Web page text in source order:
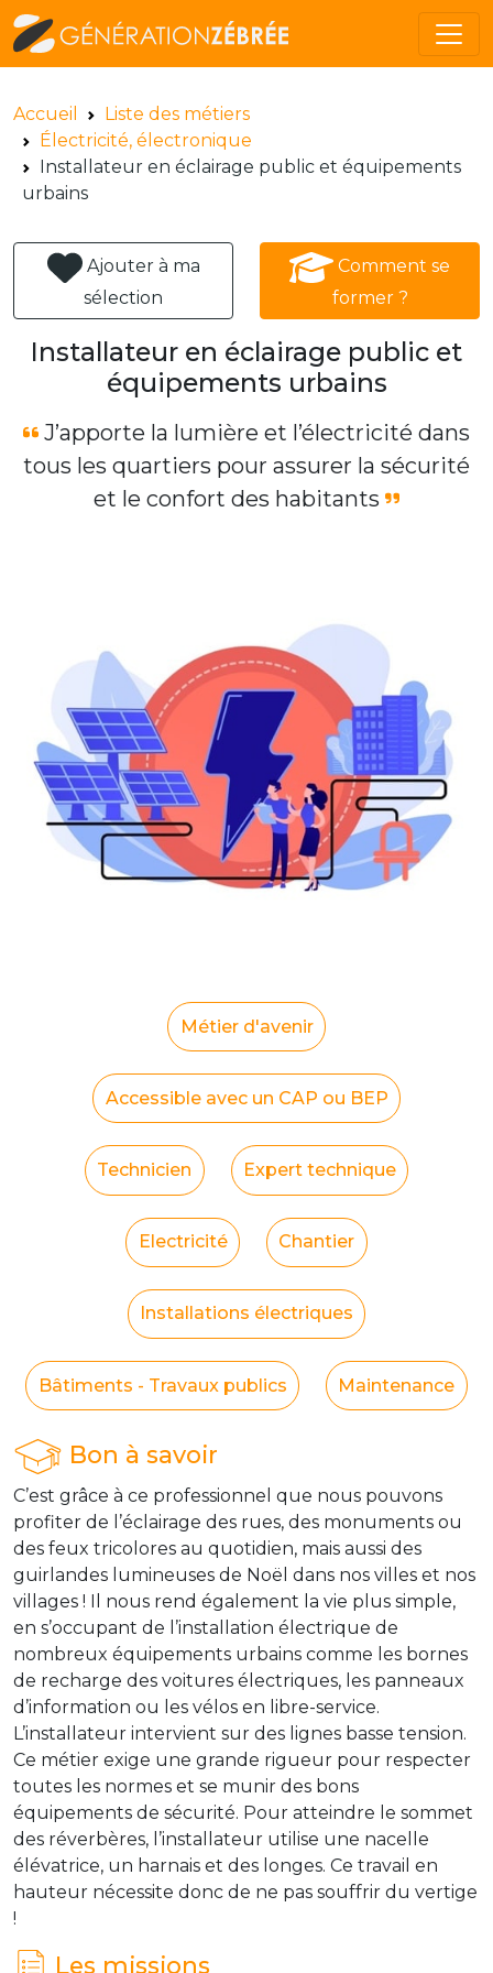
Accueil
Liste des métiers
Électricité, électronique
Installateur en éclairage public et équipements
urbains
Ajouter à ma
sélection
Comment se
former ?
Installateur en éclairage public et
équipements urbains
J’apporte la lumière et l’électricité dans
tous les quartiers pour assurer la sécurité
et le confort des habitants
Métier d'avenir
Accessible avec un CAP ou BEP
Technicien Expert technique
Electricité Chantier
Installations électriques
Bâtiments - Travaux publics Maintenance
Bon à savoir
C’est grâce à ce professionnel que nous pouvons
profiter de l’éclairage des rues, des monuments ou
des feux tricolores au quotidien, mais aussi des
guirlandes lumineuses de Noël dans nos villes et nos
villages ! Il nous rend également la vie plus simple,
en s’occupant de l’installation électrique de
nombreux équipements urbains comme les bornes
de recharge des voitures électriques, les panneaux
d’information ou les vélos en libre-service.
L’installateur intervient sur des lignes basse tension.
Ce métier exige une grande rigueur pour respecter
toutes les normes et se munir des bons
équipements de sécurité. Pour atteindre le sommet
des réverbères, l’installateur utilise une nacelle
élévatrice, un harnais et des longes. Ce travail en
hauteur nécessite donc de ne pas souffrir du vertige
!
Les missions